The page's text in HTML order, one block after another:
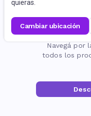
quieras.
cambiar ubicación
La
Navegá por
todos los